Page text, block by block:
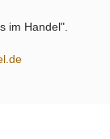
im Handel".